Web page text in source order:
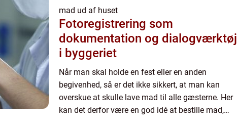
mad ud af huset
Fotoregistrering som
dokumentation og dialogværktøj
i byggeriet
Når man skal holde en fest eller en anden
begivenhed, så er det ikke sikkert, at man kan
overskue at skulle lave mad til alle gæsterne. Her
kan det derfor være en god idé at bestille mad,